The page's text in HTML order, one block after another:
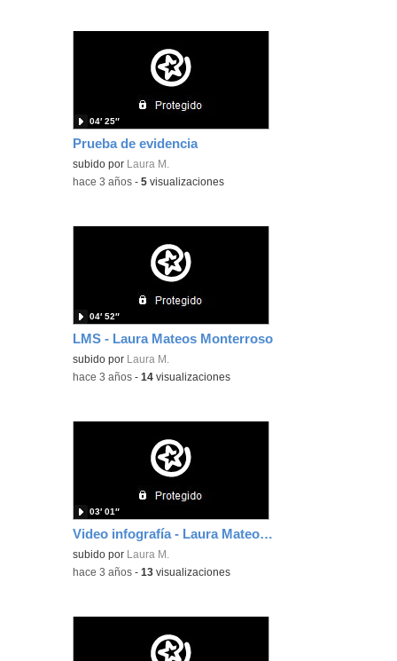
Prueba de evidencia
subido por Laura M.
04′ 25″
-hace 3 años -5 visualizaciones
LMS - Laura Mateos Monterroso
subido por Laura M.
04′ 52″
-hace 3 años -14 visualizaciones
Video infografía - Laura Mateos Monterroso
subido por Laura M.
03′ 01″
-hace 3 años -13 visualizaciones